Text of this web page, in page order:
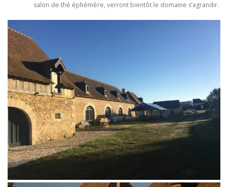
salon de thé éphémère, verront bientôt le domaine s’agrandir.